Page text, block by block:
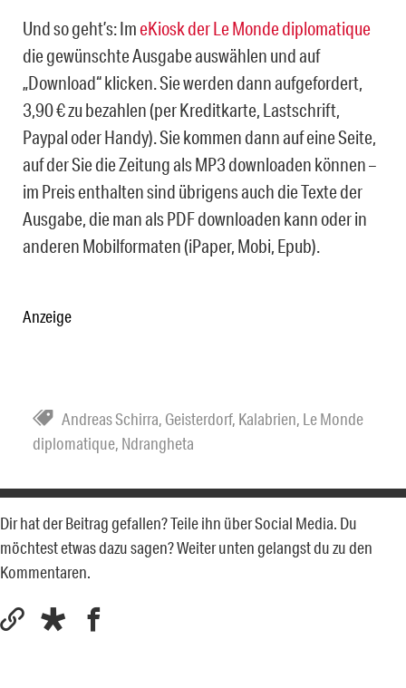
Und so geht’s: ImeKiosk der Le Monde diplomatique
die gewünschte Ausgabe auswählen und auf
„Download“ klicken. Sie werden dann aufgefordert,
3,90 € zu bezahlen (per Kreditkarte, Lastschrift,
Paypal oder Handy). Sie kommen dann auf eine Seite,
auf der Sie die Zeitung als MP3 downloaden können –
im Preis enthalten sind übrigens auch die Texte der
Ausgabe, die man als PDF downloaden kann oder in
anderen Mobilformaten (iPaper, Mobi, Epub).
Anzeige
Andreas Schirra, Geisterdorf, Kalabrien, Le Monde
diplomatique, Ndrangheta
Dir hat der Beitrag gefallen? Teile ihn über Social Media. Du
möchtest etwas dazu sagen? Weiter unten gelangst du zu den
Kommentaren.